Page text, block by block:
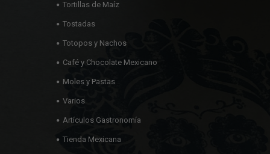
Tortillas de Maíz
Tostadas
Totopos y Nachos
Café y Chocolate Mexicano
Moles y Pastas
Varios
Artículos Gastronomía
Tienda Mexicana